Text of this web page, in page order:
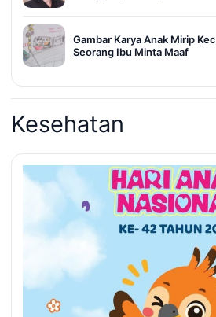
Gambar Karya Anak Mirip
Seorang Ibu Minta Maaf
Kesehatan